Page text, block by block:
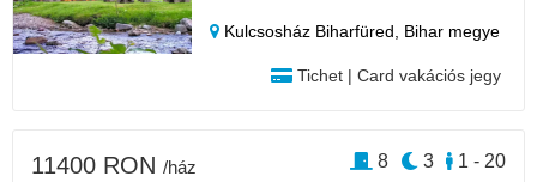
Kulcsosház Biharfüred, Bihar megye
Tichet | Card vakációs jegy
11400 RON /ház 1 - 20
3
8